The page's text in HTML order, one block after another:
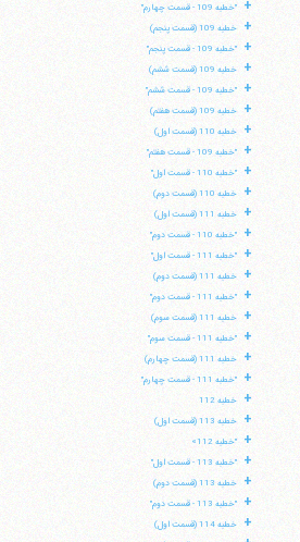
+ "خطبه 109 - قسمت چهارم"
+ خطبه 109 (قسمت پنجم)
+ "خطبه 109 - قسمت پنجم"
+ خطبه 109 (قسمت ششم)
+ "خطبه 109 - قسمت ششم"
+ خطبه 109 (قسمت هفتم)
+ خطبه 110 (قسمت اول)
+ "خطبه 109 - قسمت هفتم"
+ "خطبه 110 - قسمت اول"
+ خطبه 110 (قسمت دوم)
+ خطبه 111 (قسمت اول)
+ "خطبه 110 - قسمت دوم"
+ "خطبه 111 - قسمت اول"
+ خطبه 111 (قسمت دوم)
+ "خطبه 111 - قسمت دوم"
+ خطبه 111 (قسمت سوم)
+ "خطبه 111 - قسمت سوم"
+ خطبه 111 (قسمت چهارم)
+ "خطبه 111 - قسمت چهارم"
+ خطبه 112
+ خطبه 113 (قسمت اول)
+ "خطبه 112»
+ "خطبه 113 - قسمت اول"
+ خطبه 113 (قسمت دوم)
+ "خطبه 113 - قسمت دوم"
+ خطبه 114 (قسمت اول)